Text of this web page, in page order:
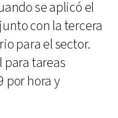
se aplicó el
con la tercera
para el sector.
para tareas
por hora y